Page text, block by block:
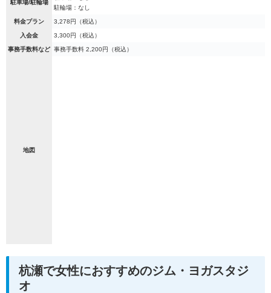
駐車場/駐輪場
駐輪場：なし
料金プラン 3,278円（税込）
入会金 3,300円（税込）
事務手数料など 事務手数料 2,200円（税込）
地図
杭瀬で女性におすすめのジム・ヨガスタジ
オ